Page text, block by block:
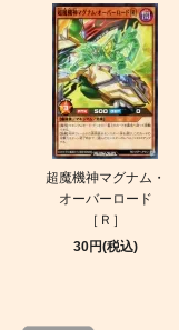
超魔機神マグナム・
オーバーロード
［Ｒ］
30円(税込)